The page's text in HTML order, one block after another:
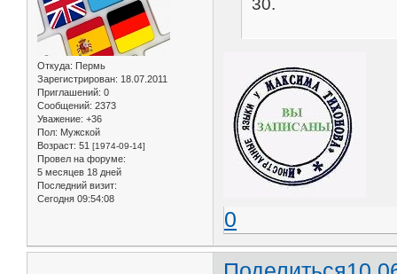
Откуда: Пермь
Зарегистрирован: 18.07.2011
Приглашений: 0
Сообщений: 2373
Уважение: +36
Пол: Мужской
Возраст: 51 [1974-09-14]
Провел на форуме:
5 месяцев 18 дней
Последний визит:
Сегодня 09:54:08
0